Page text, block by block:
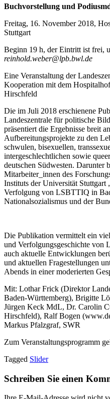
Buchvorstellung und
Freitag, 16. November 2018,
Stuttgart
Beginn 19 h, der Eintritt ist frei,
reinhold.weber@lpb.bwl.de
Eine Veranstaltung der
Kooperation mit dem
Hirschfeld
Die im Juli 2018 erschienene
Landeszentrale für politische
präsentiert die Ergebnisse breit
Aufbereitungsprojekte zu den
schwulen, bisexuellen,
intergeschlechtlichen sowie
deutschen Südwesten. Darunter
Mitarbeiter_innen des
Instituts der Universität Stuttgart
Verfolgung von LSBTTIQ in
Nationalsozialismus und der
Die Publikation vermittelt ein
und Verfolgungsgeschichte von
auch aktuelle Entwicklungen
und aktuellen Fragestellungen
Abends in einer moderierten
Mit: Lothar Frick (Direktor
Baden-Württemberg), Brigitte
Jürgen Keck MdL, Dr. Carolin
Hirschfeld), Ralf Bogen
Markus Pfalzgraf, SWR
Zum Veranstaltungsprogramm
Tagged Slider
Schreiben Sie einen